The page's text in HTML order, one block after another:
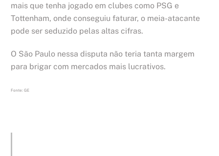
mais que tenha jogado em clubes como PSG e
Tottenham, onde conseguiu faturar, o meia-atacante
pode ser seduzido pelas altas cifras.
O São Paulo nessa disputa não teria tanta margem
para brigar com mercados mais lucrativos.
Fonte: GE